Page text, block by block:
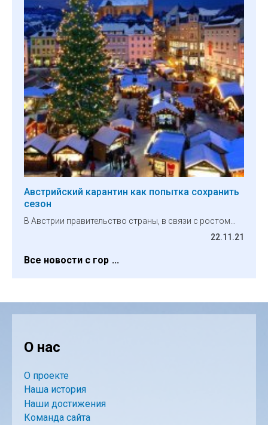
Австрийский карантин как попытка сохранить
сезон
В Австрии правительство страны, в связи с ростом…
22.11.21
Все новости с гор
О нас
О проекте
Наша история
Наши достижения
Команда сайта